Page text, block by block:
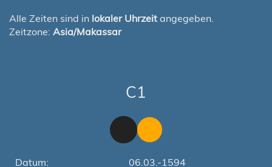
Alle Zeiten sind in lokaler Uhrzeit angegeben.
Zeitzone: Asia/Makassar
C1
Datum:
06.03.-1594